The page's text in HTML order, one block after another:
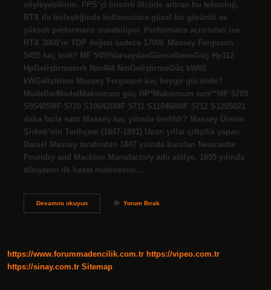
söyleyebilirim. FPS’yi önemli ölçüde artıran bu teknoloji,
RTX ile birleştiğinde kullanıcılara güzel bir görüntü ve
yüksek performans sunabiliyor. Performans açısından ise
RTX 3060’ın TDP değeri sadece 170W. Massey Ferguson
5455 kaç tork? MF 5455VarsayılanGüncellemeGüç Hp112
HpGeliştirmetork Nm468 NmGeliştirmeGüç kW82
kWGeliştirme Massey Ferguson kaç beygir gücünde?
ModellerModelMaksimum güç HP*Maksimum tork**MF 5709
S95405MF 5710 S100420MF 5711 S110468MF 5712 S1205021
daha fazla satır Massey kaç yılında üretildi? Massey Üretim
Şirketi’nin Tarihçesi (1847-1891) Uzun yıllar çiftçilik yapan
Daniel Massey tarafından 1847 yılında kurulan Newcastle
Foundry and Machine Manufactory adlı atölye, 1855 yılında
dünyanın ilk hasat makinesini…
Devamını okuyun3060
Yorum Bırak
https://www.forummadencilik.com.tr https://vipeo.com.tr
https://sinay.com.tr Sitemap